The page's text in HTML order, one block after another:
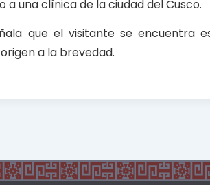
una clínica de la ciudad del Cusco.
que el visitante se encuentra
a la brevedad.